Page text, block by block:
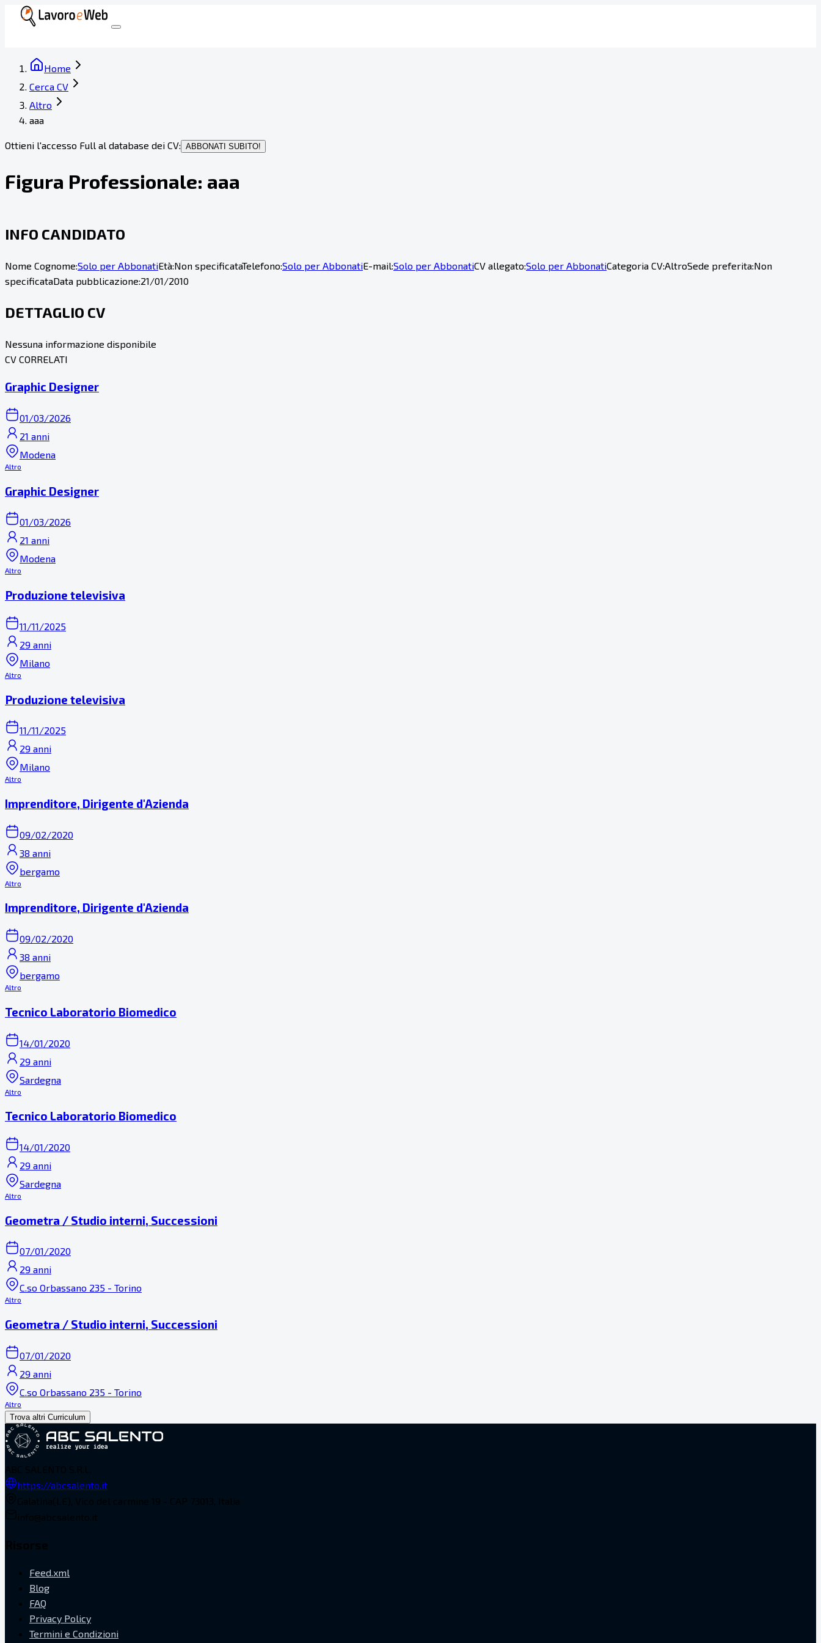
Home
Cerca CV
Altro
aaa
Ottieni l'accesso Full al database dei CV: ABBONATI SUBITO!
Figura Professionale: aaa
INFO CANDIDATO
Nome Cognome:Solo per AbbonatiEtà:Non specificataTelefono:Solo per AbbonatiE-mail:Solo per AbbonatiCV allegato:Solo per AbbonatiCategoria CV:AltroSede preferita:Non
specificataData pubblicazione:21/01/2010
DETTAGLIO CV
Nessuna informazione disponibile
CV CORRELATI
Graphic Designer
01/03/2026
21 anni
Modena
Altro
Graphic Designer
01/03/2026
21 anni
Modena
Altro
Produzione televisiva
11/11/2025
29 anni
Milano
Altro
Produzione televisiva
11/11/2025
29 anni
Milano
Altro
Imprenditore, Dirigente d'Azienda
09/02/2020
38 anni
bergamo
Altro
Imprenditore, Dirigente d'Azienda
09/02/2020
38 anni
bergamo
Altro
Tecnico Laboratorio Biomedico
14/01/2020
29 anni
Sardegna
Altro
Tecnico Laboratorio Biomedico
14/01/2020
29 anni
Sardegna
Altro
Geometra / Studio interni, Successioni
07/01/2020
29 anni
C.so Orbassano 235 - Torino
Altro
Geometra / Studio interni, Successioni
07/01/2020
29 anni
C.so Orbassano 235 - Torino
Altro
Trova altri Curriculum
https://abcsalento.it
Feed.xml
Blog
FAQ
Privacy Policy
Termini e Condizioni